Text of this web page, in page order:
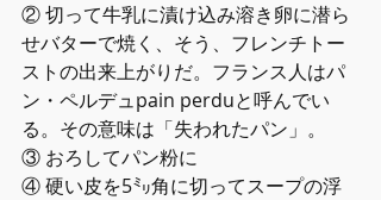
② 切って牛乳に漬け込み溶き卵に潜ら
せバターで焼く、そう、フレンチトー
ストの出来上がりだ。フランス人はパ
ン・ペルデュpain perduと呼んでい
る。その意味は「失われたパン」。
③ おろしてパン粉に
④ 硬い皮を5㍉角に切ってスープの浮